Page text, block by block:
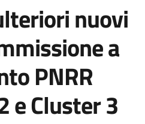
nuovi
a
PNRR
e Cluster 3